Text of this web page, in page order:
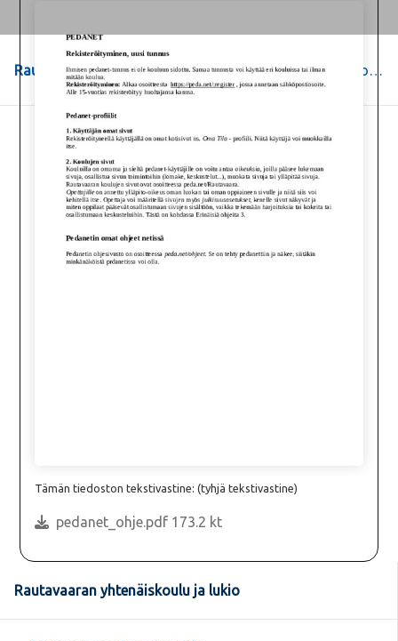
Rautavaaran yhtenäiskoulu ja lukio> Ohjeita> Pedanet-ohjeita > pedanet_ohje.pdf
Tämän tiedoston tekstivastine: (tyhjä tekstivastine)
pedanet_ohje.pdf 173.2 kt
Rautavaaran yhtenäiskoulu ja lukio